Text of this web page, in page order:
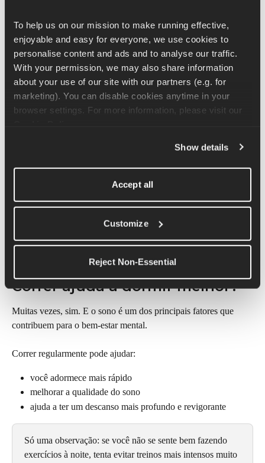
To help us on our mission to make running effective,
enjoyable and easy for everyone, we use cookies to
personalise content and ads and to analyse our traffic.
With your permission, we may also share information
about your use of our site with our partners (e.g. for
marketing). You can disable cookies anytime in your
Show details
Accept all
Customize
Reject Non-Essential
mentalidade do tipo “eu consigo lidar com isso”.
Se quiseres uma ótima perspectiva sobre isso, dá uma olhada na
conversa do podcast The Runna com Jess Furness sobre saúde
mental e resiliência — está repleta de dicas práticas e conversas
sinceras.
Correr ajuda a dormir melhor?
Muitas vezes, sim. E o sono é um dos principais fatores que
contribuem para o bem-estar mental.
Correr regularmente pode ajudar:
você adormece mais rápido
melhorar a qualidade do sono
ajuda a ter um descanso mais profundo e revigorante
Só uma observação: se você não se sente bem fazendo
exercícios à noite, tenta evitar treinos mais intensos muito